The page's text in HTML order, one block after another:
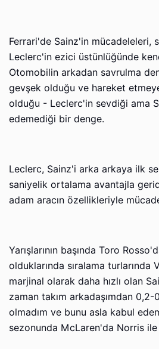
Ferrari'de Sainz'in mücadeleleri,
Leclerc'in ezici üstünlüğünde
Otomobilin arkadan savrulma
gevşek olduğu ve hareket
olduğu - Leclerc'in sevdiği ama
edemediği bir denge.
Leclerc, Sainz'i arka arkaya ilk
saniyelik ortalama avantajla
adam aracın özellikleriyle
Yarışlarının başında Toro
olduklarında sıralama turlarında
marjinal olarak daha hızlı olan
zaman takım arkadaşımdan
olmadım ve bunu asla kabul
sezonunda McLaren'da Norris ile